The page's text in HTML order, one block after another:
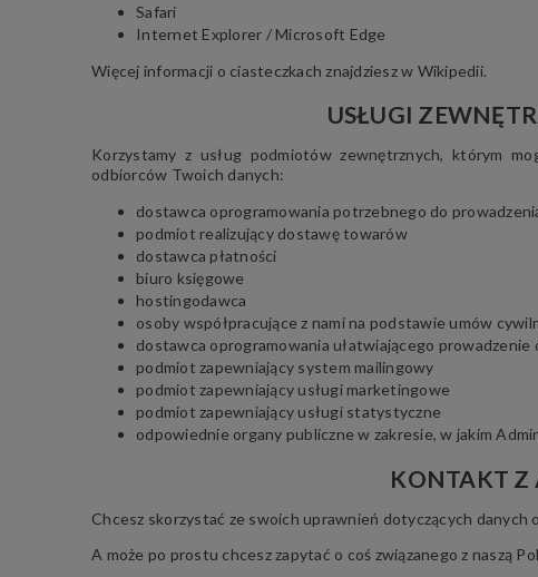
Safari
Internet Explorer / Microsoft Edge
Więcej informacji o ciasteczkach znajdziesz w Wikipedii.
USŁUGI
Korzystamy z usług podmiotów zewnętrznych, którym
odbiorców Twoich danych:
dostawca oprogramowania potrzebnego do
podmiot realizujący dostawę towarów
dostawca płatności
biuro księgowe
hostingodawca
osoby współpracujące z nami na podstawie umów
dostawca oprogramowania ułatwiającego prowadzenie
podmiot zapewniający system mailingowy
podmiot zapewniający usługi marketingowe
podmiot zapewniający usługi statystyczne
odpowiednie organy publiczne w zakresie, w jakim
KONTAKT Z
Chcesz skorzystać ze swoich uprawnień dotyczących danych
A może po prostu chcesz zapytać o coś związanego z naszą